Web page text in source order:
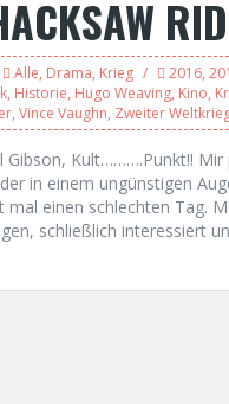
Alle, Drama, Krieg 2016,
, Historie, Hugo Weaving, Kino,
, Vince Vaughn, Zweiter
Kult……….Punkt!!
in einem ungünstigen
mal einen schlechten Tag.
schließlich interessiert